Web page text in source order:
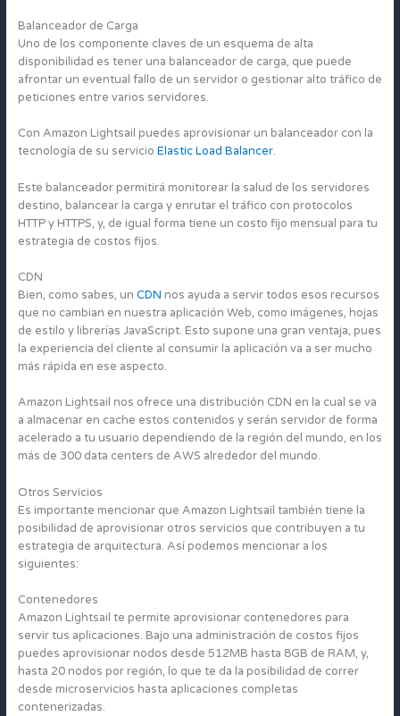
Balanceador de Carga
Uno de los componente claves de un esquema de alta
disponibilidad es tener una balanceador de carga, que puede
afrontar un eventual fallo de un servidor o gestionar alto tráfico de
peticiones entre varios servidores.
Con Amazon Lightsail puedes aprovisionar un balanceador con la
tecnología de su servicio Elastic Load Balancer.
Este balanceador permitirá monitorear la salud de los servidores
destino, balancear la carga y enrutar el tráfico con protocolos
HTTP y HTTPS, y, de igual forma tiene un costo fijo mensual para tu
estrategia de costos fijos.
CDN
Bien, como sabes, un CDN nos ayuda a servir todos esos recursos
que no cambian en nuestra aplicación Web, como imágenes, hojas
de estilo y librerías JavaScript. Esto supone una gran ventaja, pues
la experiencia del cliente al consumir la aplicación va a ser mucho
más rápida en ese aspecto.
Amazon Lightsail nos ofrece una distribución CDN en la cual se va
a almacenar en cache estos contenidos y serán servidor de forma
acelerado a tu usuario dependiendo de la región del mundo, en los
más de 300 data centers de AWS alrededor del mundo.
Otros Servicios
Es importante mencionar que Amazon Lightsail también tiene la
posibilidad de aprovisionar otros servicios que contribuyen a tu
estrategia de arquitectura. Así podemos mencionar a los
siguientes:
Contenedores
Amazon Lightsail te permite aprovisionar contenedores para
servir tus aplicaciones. Bajo una administración de costos fijos
puedes aprovisionar nodos desde 512MB hasta 8GB de RAM, y,
hasta 20 nodos por región, lo que te da la posibilidad de correr
desde microservicios hasta aplicaciones completas
contenerizadas.